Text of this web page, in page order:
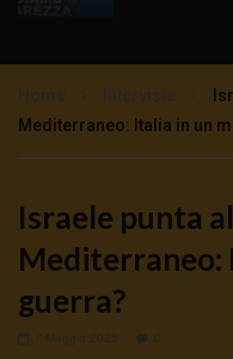
Stefano
2.4K
4.1K 0
Mediterraneo: Italia in un
Israele punta
Mediterraneo:
guerra?